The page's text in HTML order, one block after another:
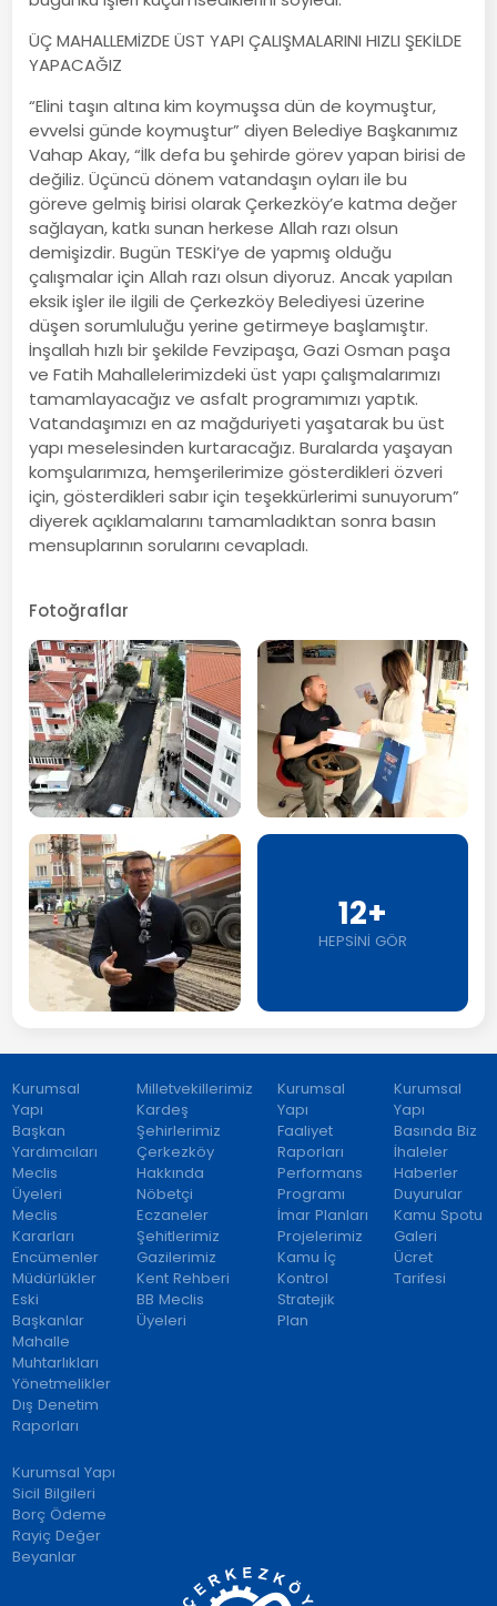
ÜÇ MAHALLEMİZDE ÜST YAPI ÇALIŞMALARINI HIZLI ŞEKİLDE
YAPACAĞIZ
“Elini taşın altına kim koymuşsa dün de koymuştur,
evvelsi günde koymuştur” diyen Belediye Başkanımız
Vahap Akay, “İlk defa bu şehirde görev yapan birisi de
değiliz. Üçüncü dönem vatandaşın oyları ile bu
göreve gelmiş birisi olarak Çerkezköy’e katma değer
sağlayan, katkı sunan herkese Allah razı olsun
demişizdir. Bugün TESKİ’ye de yapmış olduğu
çalışmalar için Allah razı olsun diyoruz. Ancak yapılan
eksik işler ile ilgili de Çerkezköy Belediyesi üzerine
düşen sorumluluğu yerine getirmeye başlamıştır.
İnşallah hızlı bir şekilde Fevzipaşa, Gazi Osman paşa
ve Fatih Mahallelerimizdeki üst yapı çalışmalarımızı
tamamlayacağız ve asfalt programımızı yaptık.
Vatandaşımızı en az mağduriyeti yaşatarak bu üst
yapı meselesinden kurtaracağız. Buralarda yaşayan
komşularımıza, hemşerilerimize gösterdikleri özveri
için, gösterdikleri sabır için teşekkürlerimi sunuyorum”
diyerek açıklamalarını tamamladıktan sonra basın
mensuplarının sorularını cevapladı.
Fotoğraflar
12+
HEPSİNİ GÖR
Kurumsal
Yapı
Başkan
Yardımcıları
Meclis
Üyeleri
Meclis
Kararları
Encümenler
Müdürlükler
Eski
Başkanlar
Mahalle
Muhtarlıkları
Yönetmelikler
Dış Denetim
Raporları
Milletvekillerimiz
Kardeş
Şehirlerimiz
Çerkezköy
Hakkında
Nöbetçi
Eczaneler
Şehitlerimiz
Gazilerimiz
Kent Rehberi
BB Meclis
Üyeleri
Kurumsal
Yapı
Faaliyet
Raporları
Performans
Programı
İmar Planları
Projelerimiz
Kamu İç
Kontrol
Stratejik
Plan
Kurumsal
Yapı
Basında Biz
İhaleler
Haberler
Duyurular
Kamu Spotu
Galeri
Ücret
Tarifesi
Kurumsal Yapı
Sicil Bilgileri
Borç Ödeme
Rayiç Değer
Beyanlar